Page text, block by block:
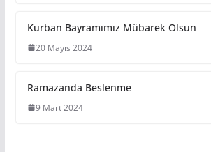
Kurban Bayramımız Mübarek Olsun
20 Mayıs 2024
Ramazanda Beslenme
9 Mart 2024